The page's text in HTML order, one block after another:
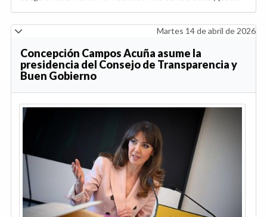
Martes 14 de abril de 2026
Concepción Campos Acuña asume la
presidencia del Consejo de Transparencia y
Buen Gobierno